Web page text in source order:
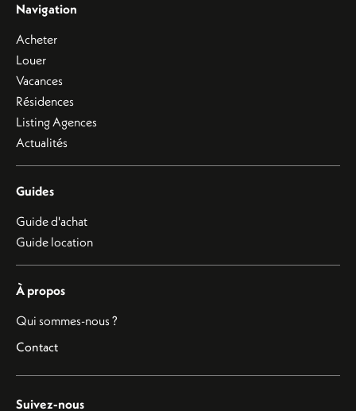
Navigation
Acheter
Louer
Vacances
Résidences
Listing Agences
Actualités
Guides
Guide d'achat
Guide location
À propos
Qui sommes-nous ?
Contact
Suivez-nous